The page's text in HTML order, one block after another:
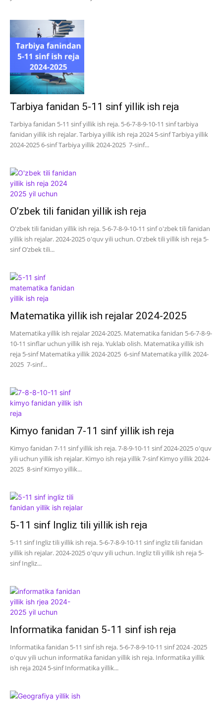
Tarbiya fanidan 5-11 sinf yillik ish reja
Tarbiya fanidan 5-11 sinf yillik ish reja. 5-6-7-8-9-10-11 sinf tarbiya
fanidan yillik ish rejalar. Tarbiya yillik ish reja 2024 5-sinf Tarbiya yillik
2024-2025 6-sinf Tarbiya yillik 2024-2025 7-sinf...
O’zbek tili fanidan yillik ish reja
O'zbek tili fanidan yillik ish reja. 5-6-7-8-9-10-11 sinf o'zbek tili fanidan
yillik ish rejalar. 2024-2025 o'quv yili uchun. O'zbek tili yillik ish reja 5-
sinf O’zbek tili...
Matematika yillik ish rejalar 2024-2025
Matematika yillik ish rejalar 2024-2025. Matematika fanidan 5-6-7-8-9-
10-11 sinflar uchun yillik ish reja. Yuklab olish. Matematika yillik ish
reja 5-sinf Matematika yillik 2024-2025 6-sinf Matematika yillik 2024-
2025 7-sinf...
Kimyo fanidan 7-11 sinf yillik ish reja
Kimyo fanidan 7-11 sinf yillik ish reja. 7-8-9-10-11 sinf 2024-2025 o'quv
yili uchun yillik ish rejalar. Kimyo ish reja yillik 7-sinf Kimyo yillik 2024-
2025 8-sinf Kimyo yillik...
5-11 sinf Ingliz tili yillik ish reja
5-11 sinf Ingliz tili yillik ish reja. 5-6-7-8-9-10-11 sinf ingliz tili fanidan
yillik ish rejalar. 2024-2025 o'quv yili uchun. Ingliz tili yillik ish reja 5-
sinf Ingliz...
Informatika fanidan 5-11 sinf ish reja
Informatika fanidan 5-11 sinf ish reja. 5-6-7-8-9-10-11 sinf 2024 -2025
o'quv yili uchun informatika fanidan yillik ish reja. Informatika yillik
ish reja 2024 5-sinf Informatika yillik...